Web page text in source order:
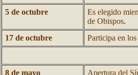
5 de octubre
Es elegido
de Obispos.
17 de octubre
Participa en
8 de mayo
Apertura del